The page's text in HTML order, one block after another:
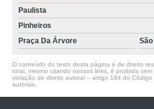
Paulista
Pinheiros
Praça Da Árvore
O conteúdo do texto desta página é de direito
total, mesmo citando nossos links, é proibida
violação de direito autoral – artigo 184 do Código
autorais